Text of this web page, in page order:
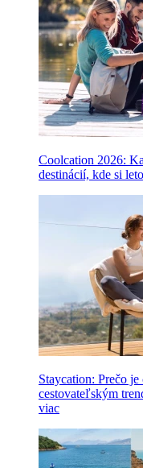
Coolcation 2026:
destinácií, kde si
Staycation: Prečo
cestovateľským
viac